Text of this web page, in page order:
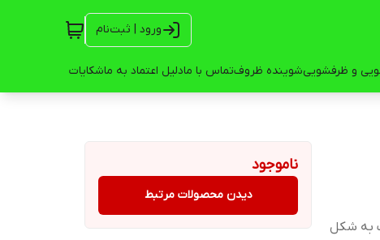
ورود | ثبت‌نام
و ظرفشوییشوینده ظروفتماس با مادلیل اعتماد به ماشکایات
به شکل
ناموجود
دیدن محصولات مرتبط